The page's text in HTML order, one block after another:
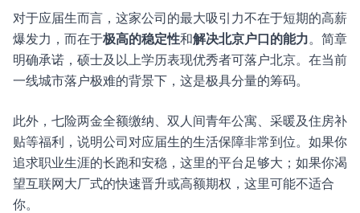
对于应届生而言，这家公司的最大吸引力不在于短期的高薪
爆发力，而在于极高的稳定性和解决北京户口的能力。简章
明确承诺，硕士及以上学历表现优秀者可落户北京。在当前
一线城市落户极难的背景下，这是极具分量的筹码。
此外，七险两金全额缴纳、双人间青年公寓、采暖及住房补
贴等福利，说明公司对应届生的生活保障非常到位。如果你
追求职业生涯的长跑和安稳，这里的平台足够大；如果你渴
望互联网大厂式的快速晋升或高额期权，这里可能不适合
你。